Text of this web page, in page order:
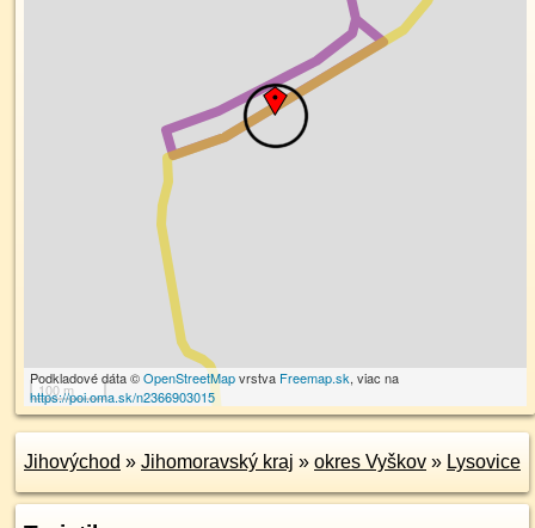
100 m
Podkladové dáta ©OpenStreetMapvrstva Freemap.sk, viac na
https://poi.oma.sk/n2366903015
Jihovýchod » Jihomoravský kraj » okres Vyškov » Lysovice